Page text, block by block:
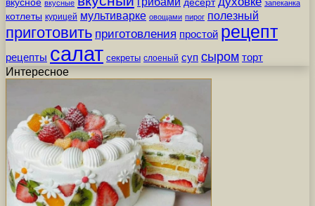
вкусное вкусные десерт запеканка
котлеты курицей мультиварке овощами пирог полезный
приготовить приготовления простой рецепт
рецепты салат секреты слоеный суп сыром торт
Интересное